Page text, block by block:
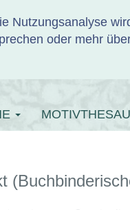
Nutzungsanalyse
oder mehr